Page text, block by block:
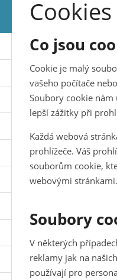
Cookies
Co jsou
Cookie je malý
vašeho počítače
Soubory cookie
lepší zážitky při
Každá webová
prohlížeče. Váš
souborům cookie,
webovými
Soubory
V některých
reklamy jak na
používají pro